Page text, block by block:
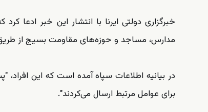
خبرگزاری دولتی ایرنا با انتشار این خبر ادعا
مدارس، مساجد و حوزه‌های مقاومت بسیج از طریق
در بیانیه اطلاعات سپاه آمده است که این
برای عوامل مرتبط ارسال می‌کردند".